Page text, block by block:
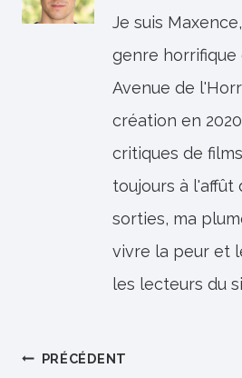
Je suis
genre
Avenue de
création en
critiques de
toujours à l'affût
sorties, ma
vivre la peur et
les lecteurs du
Navigation
PRÉCÉDENT